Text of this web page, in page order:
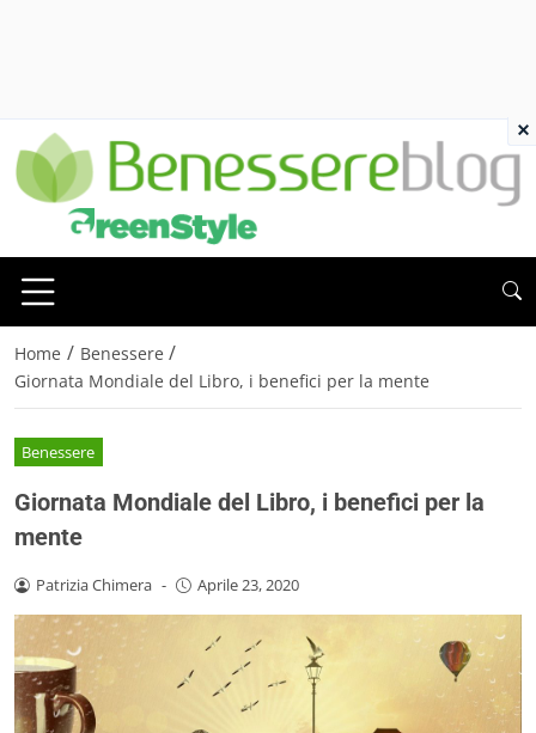
Home / Benessere /
Giornata Mondiale del Libro, i benefici per la mente
Benessere
Giornata Mondiale del Libro, i benefici per la
mente
Patrizia Chimera - Aprile 23, 2020
×